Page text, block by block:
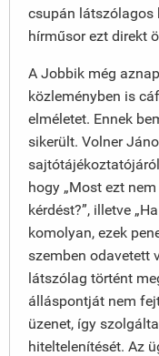
csupán látszólagos
hírműsor ezt direkt
A Jobbik még
közleményben is
elméletet. Ennek
sikerült. Volner
hogy „Most ezt
kérdést?”, illetve
komolyan, ezek
szemben odavetett
látszólag történt
álláspontját nem
üzenet, így
hiteltelenítését. Az